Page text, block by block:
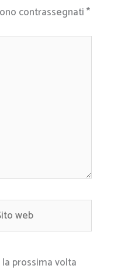
contrassegnati*
prossima volta